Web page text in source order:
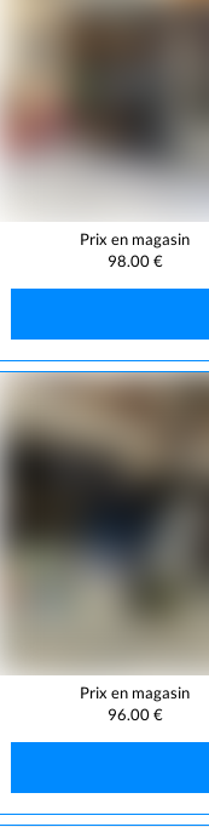
Prix en magasin
98.00 €
Prix en magasin
96.00 €